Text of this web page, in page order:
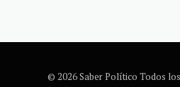
© 2026 Saber Político Todos